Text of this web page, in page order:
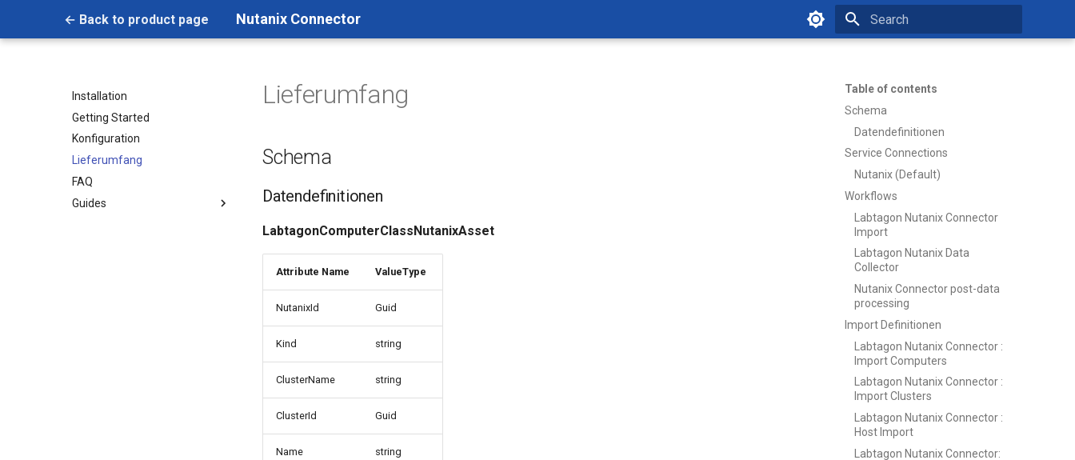
← Back to product page Nutanix Connector
Installation
Getting Started
Konfiguration
Lieferumfang
FAQ
Guides
Table of contents
Schema
Datendefinitionen
Service Connections
Nutanix (Default)
Workflows
Labtagon Nutanix Connector
Import
Labtagon Nutanix Data
Collector
Nutanix Connector post-data
processing
Import Definitionen
Labtagon Nutanix Connector :
Import Computers
Labtagon Nutanix Connector :
Import Clusters
Labtagon Nutanix Connector :
Host Import
Labtagon Nutanix Connector:
Lieferumfang
Schema
Datendefinitionen
LabtagonComputerClassNutanixAsset
Attribute Name ValueType
NutanixId Guid
Kind string
ClusterName string
ClusterId Guid
Name string